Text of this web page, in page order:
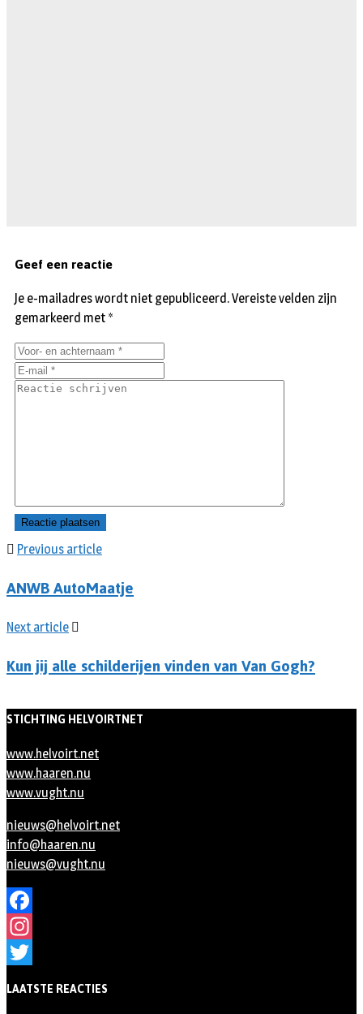
Previous article
ANWB AutoMaatje
Next article
Kun jij alle schilderijen vinden van Van Gogh?
Geef een reactie
Je e-mailadres wordt niet gepubliceerd.Vereiste velden zijn
gemarkeerd met *
STICHTING HELVOIRTNET
www.helvoirt.net
www.haaren.nu
www.vught.nu
nieuws@helvoirt.net
info@haaren.nu
nieuws@vught.nu
Facebook
Instagram
LAATSTE REACTIES